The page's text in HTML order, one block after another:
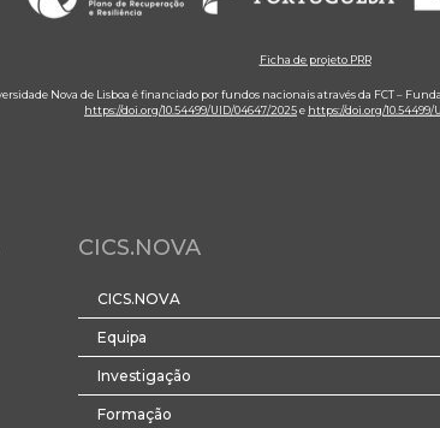
Ficha de projeto PRR
Nova de Lisboa é financiado por fundos nacionais através da FCT –
https://doi.org/10.54499/UID/04647/2025e https://doi.org/10.54499/
CICS.NOVA
CICS.NOVA
Equipa
Investigação
Formação